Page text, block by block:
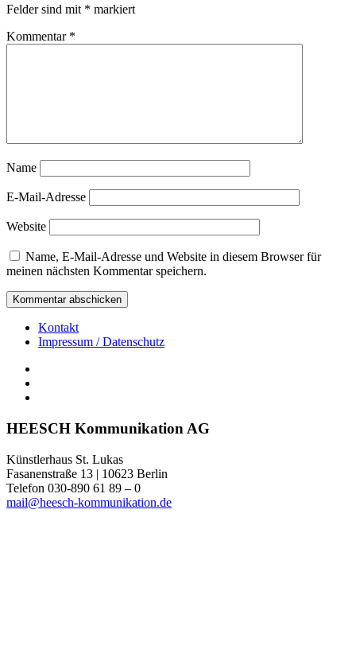
Felder sind mit * markiert
Kommentar *
Name
E-Mail-Adresse
Website
Name, E-Mail-Adresse und Website in diesem Browser für
meinen nächsten Kommentar speichern.
Kontakt
Impressum / Datenschutz
HEESCH Kommunikation AG
Künstlerhaus St. Lukas
Fasanenstraße 13 | 10623 Berlin
Telefon 030-890 61 89 – 0
mail@heesch-kommunikation.de